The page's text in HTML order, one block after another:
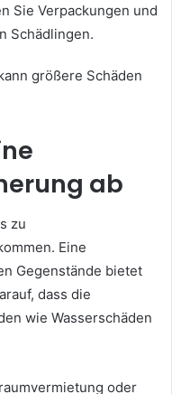
Sie Verpackungen und
Schädlingen.
größere Schäden
ab
zu
Eine
Gegenstände bietet
dass die
wie Wasserschäden
oder